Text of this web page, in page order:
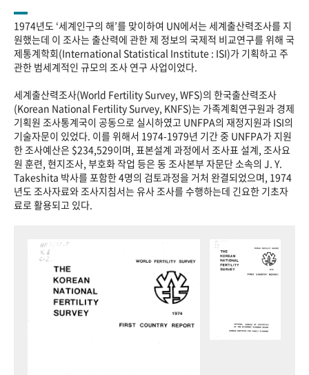
1974년도 ‘세계인구의 해’를 맞이하여 UN에서는 세계출산력조사를 지
원했는데 이 조사는 출산력에 관한 제 정보의 국제적 비교연구를 위해 국
제통계학회(International Statistical Institute : ISI)가 기획하고 주
관한 범세계적인 규모의 조사 연구 사업이었다.
세계출산력조사(World Fertility Survey, WFS)의 한국출산력조사
(Korean National Fertility Survey, KNFS)는 가족계획연구원과 경제
기획원 조사통계국이 공동으로 실시하였고 UNFPA의 재정지원과 ISI의
기술자문이 있었다. 이를 위해서 1974-1979년 기간 중 UNFPA가 지원
한 조사예산은 $234,529이며, 표본설계 과정에서 조사표 설계, 조사요
원 훈련, 현지조사, 부호화 작업 등은 동 조사본부 자문단 소속의 J. Y.
Takeshita 박사를 포함한 4명의 검토과정을 거처 완결되었으며, 1974
년도 조사자료와 조사지침서는 유사 조사를 수행하는데 긴요한 기초자
료로 활용되고 있다.